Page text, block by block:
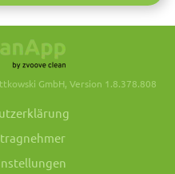
GmbH, Version 1.8.378.808